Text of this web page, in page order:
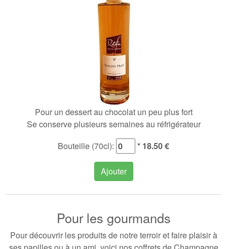
Pour un dessert au chocolat un peu plus fort
Se conserve plusieurs semaines au réfrigérateur
Bouteille (70cl):
* 18.50 €
Ajouter
Pour les gourmands
Pour découvrir les produits de notre terroir et faire plaisir à